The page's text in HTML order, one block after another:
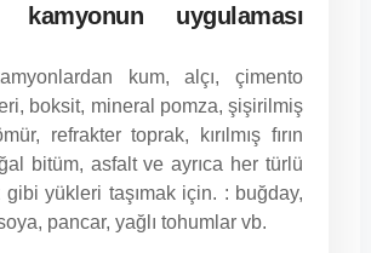
kamyonun uygulaması
kum, alçı, çimento
boksit, mineral pomza, şişirilmiş
refrakter toprak, kırılmış fırın
bitüm, asfalt ve ayrıca her türlü
gibi yükleri taşımak için. : buğday,
pancar, yağlı tohumlar vb.